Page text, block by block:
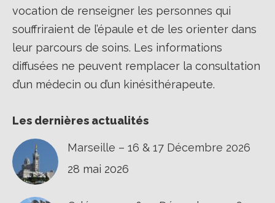
vocation de renseigner les personnes qui
souffriraient de l’épaule et de les orienter dans
leur parcours de soins. Les informations
diffusées ne peuvent remplacer la consultation
d’un médecin ou d’un kinésithérapeute.
Les dernières actualités
Marseille – 16 & 17 Décembre 2026
28 mai 2026